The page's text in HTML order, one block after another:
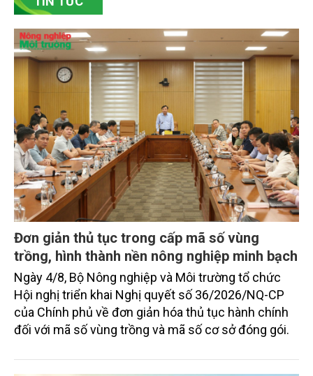
chủ động đổi mới tư duy, đầu tư công nghệ, xây
Đơn giản thủ tục trong cấp mã số vùng
trồng, hình thành nền nông nghiệp minh bạch
Ngày 4/8, Bộ Nông nghiệp và Môi trường tổ chức
Hội nghị triển khai Nghị quyết số 36/2026/NQ-CP
của Chính phủ về đơn giản hóa thủ tục hành chính
đối với mã số vùng trồng và mã số cơ sở đóng gói.